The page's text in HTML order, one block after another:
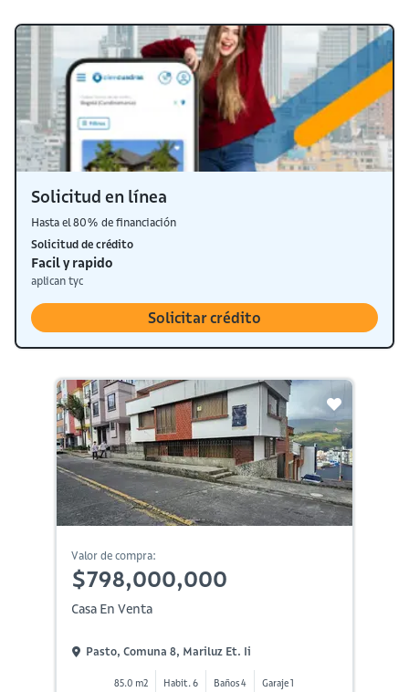
Solicitud en línea
Hasta el 80% de financiación
Solicitud de crédito
Facil y rapido
aplican tyc
Solicitar crédito
Valor de compra:
$798,000,000
Casa En Venta
Pasto, Comuna 8, Mariluz Et. Ii
85.0 m2 Habit. 6 Baños 4 Garaje 1